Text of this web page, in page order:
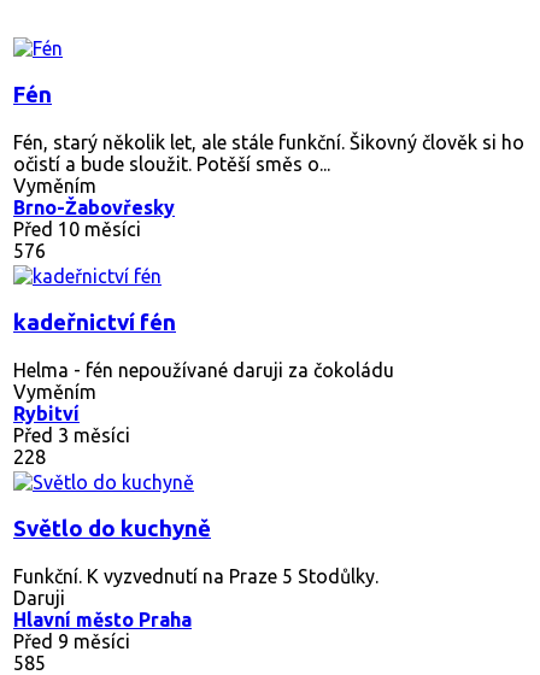
Fén
Fén, starý několik let, ale stále funkční. Šikovný člověk si ho
očistí a bude sloužit. Potěší směs o...
Vyměním
Brno-Žabovřesky
Před 10 měsíci
576
kadeřnictví fén
Helma - fén nepoužívané daruji za čokoládu
Vyměním
Rybitví
Před 3 měsíci
228
Světlo do kuchyně
Funkční. K vyzvednutí na Praze 5 Stodůlky.
Daruji
Hlavní město Praha
Před 9 měsíci
585